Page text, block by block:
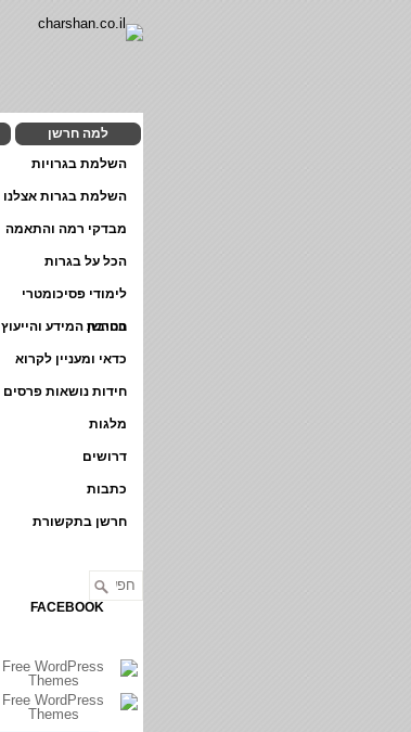
למה חרשן
השלמת בגרויות
השלמת בגרות אצלנו
מבדקי רמה והתאמה
הכל על בגרות
לימודי פסיכומטרי
בחרשן
חטיבת המידע והייעוץ
כדאי ומעניין לקרוא
חידות נושאות פרסים
מלגות
דרושים
כתבות
חרשן בתקשורת
FACEBOOK